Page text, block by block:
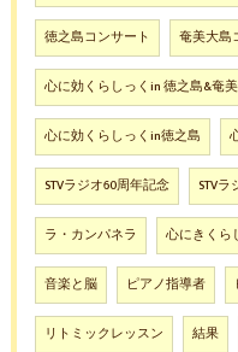
徳之島コンサート 奄美大島
心に効くらしっくin 徳之島&奄
心に効くらしっくin徳之島
STVラジオ60周年記念 STV
ラ・カンパネラ 心にきくら
音楽と脳 ピアノ指導者
リトミックレッスン 結果